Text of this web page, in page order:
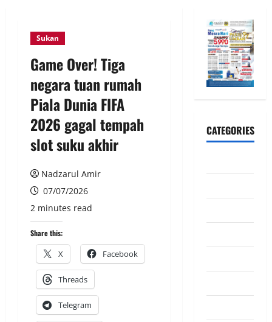
Sukan
Game Over! Tiga
negara tuan rumah
Piala Dunia FIFA
2026 gagal tempah
slot suku akhir
Nadzarul Amir
07/07/2026
2 minutes read
Share this:
X Facebook
Threads
Telegram
CATEGORIES